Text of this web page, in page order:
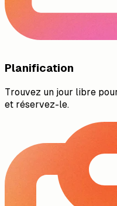
Planification
Trouvez un jour libre
et réservez-le.